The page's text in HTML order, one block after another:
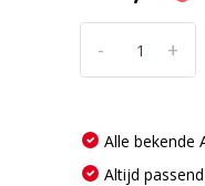
+
-
Alle bekende
Altijd